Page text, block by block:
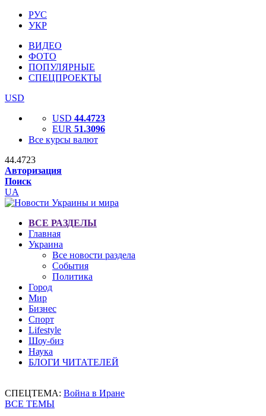
РУС
УКР
ВИДЕО
ФОТО
ПОПУЛЯРНЫЕ
СПЕЦПРОЕКТЫ
USD
USD 44.4723
EUR 51.3096
Все курсы валют
44.4723
Авторизация
Поиск
UA
ВСЕ РАЗДЕЛЫ
Главная
Украина
Все новости раздела
События
Политика
Город
Мир
Бизнес
Спорт
Lifestyle
Шоу-биз
Наука
БЛОГИ ЧИТАТЕЛЕЙ
СПЕЦТЕМА: Война в Иране
ВСЕ ТЕМЫ